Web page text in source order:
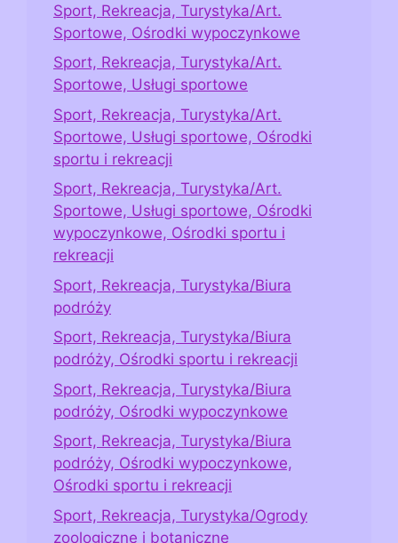
Sport, Rekreacja, Turystyka/Art.
Sportowe, Ośrodki wypoczynkowe
Sport, Rekreacja, Turystyka/Art.
Sportowe, Usługi sportowe
Sport, Rekreacja, Turystyka/Art.
Sportowe, Usługi sportowe, Ośrodki
sportu i rekreacji
Sport, Rekreacja, Turystyka/Art.
Sportowe, Usługi sportowe, Ośrodki
wypoczynkowe, Ośrodki sportu i
rekreacji
Sport, Rekreacja, Turystyka/Biura
podróży
Sport, Rekreacja, Turystyka/Biura
podróży, Ośrodki sportu i rekreacji
Sport, Rekreacja, Turystyka/Biura
podróży, Ośrodki wypoczynkowe
Sport, Rekreacja, Turystyka/Biura
podróży, Ośrodki wypoczynkowe,
Ośrodki sportu i rekreacji
Sport, Rekreacja, Turystyka/Ogrody
zoologiczne i botaniczne